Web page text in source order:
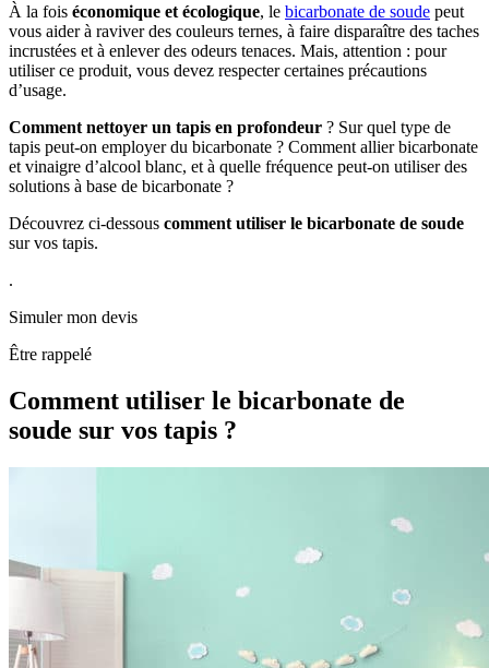
À la fois économique et écologique, le bicarbonate de soude peut
vous aider à raviver des couleurs ternes, à faire disparaître des taches
incrustées et à enlever des odeurs tenaces. Mais, attention : pour
utiliser ce produit, vous devez respecter certaines précautions
d’usage.
Comment nettoyer un tapis en profondeur ? Sur quel type de
tapis peut-on employer du bicarbonate ? Comment allier bicarbonate
et vinaigre d’alcool blanc, et à quelle fréquence peut-on utiliser des
solutions à base de bicarbonate ?
Découvrez ci-dessous comment utiliser le bicarbonate de soude
sur vos tapis.
.
Simuler mon devis
Être rappelé
Comment utiliser le bicarbonate de
soude sur vos tapis ?